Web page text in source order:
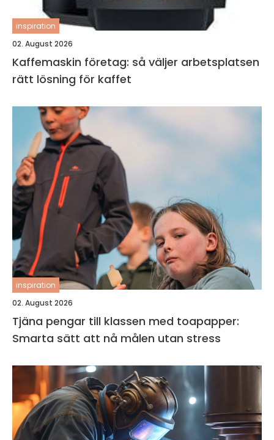
inspiration
02. August 2026
Kaffemaskin företag: så väljer arbetsplatsen
rätt lösning för kaffet
inspiration
02. August 2026
Tjäna pengar till klassen med toapapper:
Smarta sätt att nå målen utan stress